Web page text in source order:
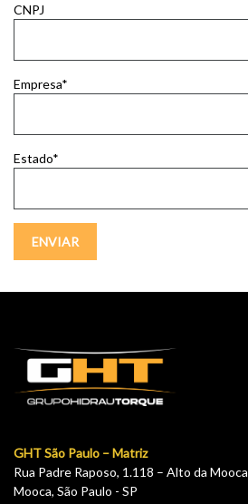
CNPJ
Empresa*
Estado*
GHT São Paulo – Matriz
Rua Padre Raposo, 1.118 – Alto da Mooca
Mooca, São Paulo - SP